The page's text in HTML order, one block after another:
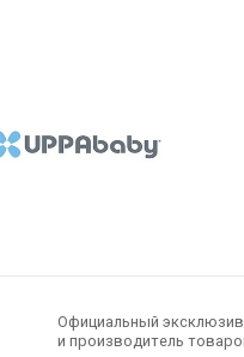
Официальный
и производитель